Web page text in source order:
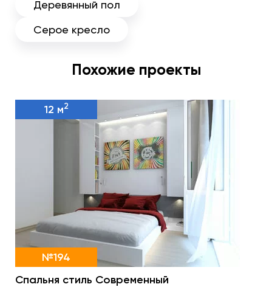
Деревянный пол
Серое кресло
Похожие проекты
12 м2
№194
Спальня стиль Современный